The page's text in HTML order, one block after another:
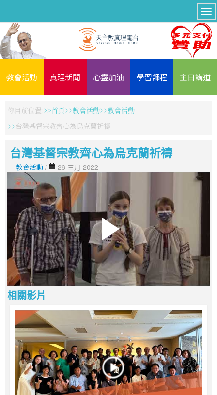
教會活動 真理新聞 心靈加油 學習課程 主日講道
你目前位置: 首頁 教會活動
教會活動
台灣基督宗教齊心為烏克蘭祈禱
台灣基督宗教齊心為烏克蘭祈禱
教會活動 / 26 三月 2022
相關影片